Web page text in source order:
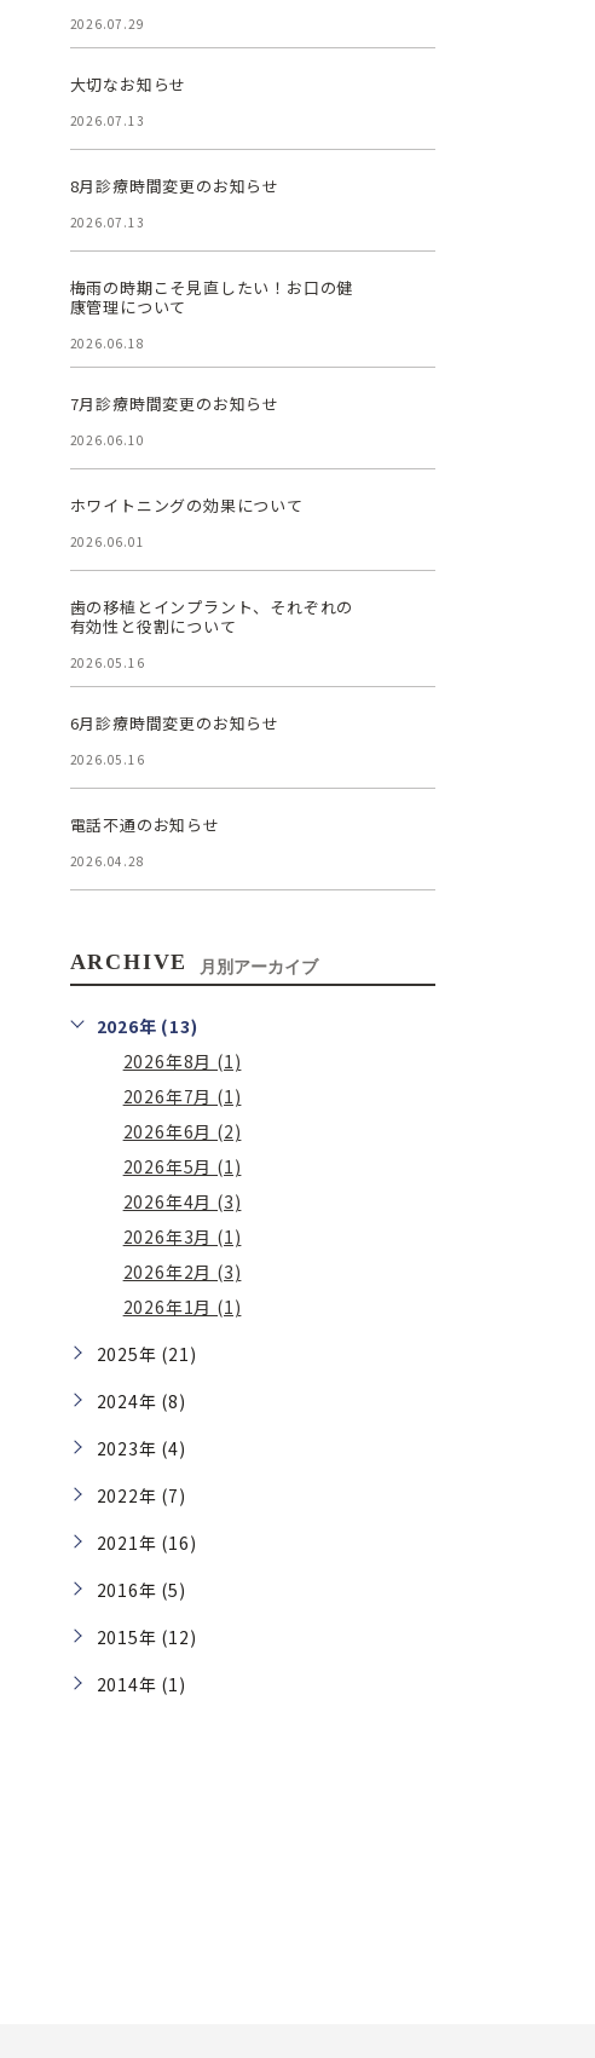
2026.07.29
大切なお知らせ
2026.07.13
8月診療時間変更のお知らせ
2026.07.13
梅雨の時期こそ見直したい！お口の健
康管理について
2026.06.18
7月診療時間変更のお知らせ
2026.06.10
ホワイトニングの効果について
2026.06.01
歯の移植とインプラント、それぞれの
有効性と役割について
2026.05.16
6月診療時間変更のお知らせ
2026.05.16
電話不通のお知らせ
2026.04.28
ARCHIVE 月別アーカイブ
2026年 (13)
2026年8月 (1)
2026年7月 (1)
2026年6月 (2)
2026年5月 (1)
2026年4月 (3)
2026年3月 (1)
2026年2月 (3)
2026年1月 (1)
2025年 (21)
2024年 (8)
2023年 (4)
2022年 (7)
2021年 (16)
2016年 (5)
2015年 (12)
2014年 (1)